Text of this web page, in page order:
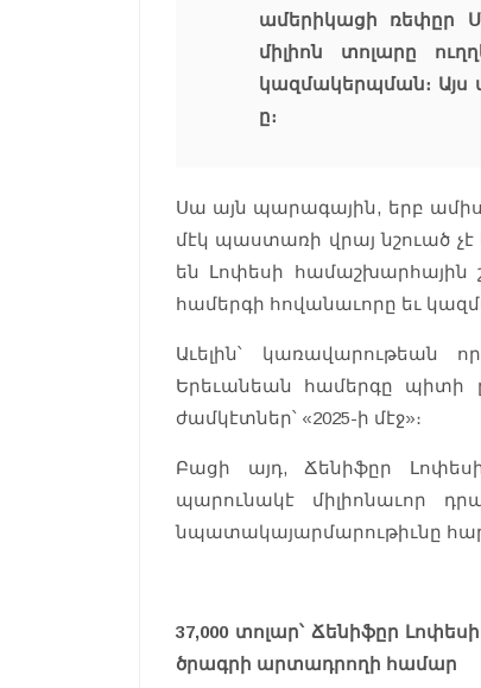
ամերիկացի ռեփըր
միլիոն տոլարը
կազմակերպման։ Այս
ը։
Սա այն պարագային, երբ
մէկ պաստառի վրայ նշուած
են Լոփեսի համաշխարհային
համերգի հովանաւորը եւ
Աւելին՝ կառավարութեան
Երեւանեան համերգը պիտի
ժամկէտներ՝ «2025-ի մէջ»։
Բացի այդ, Ճենիֆըր
պարունակէ միլիոնաւոր
նպատակայարմարութիւնը
37,000 տոլար՝ Ճենիֆըր
ծրագրի արտադրողի համար